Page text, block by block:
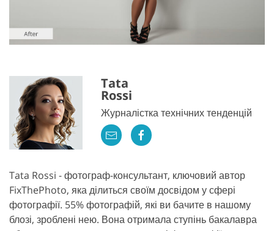
Tata
Rossi
Журналістка технічних тенденцій
Tata Rossi - фотограф-консультант, ключовий автор
FixThePhoto, яка ділиться своїм досвідом у сфері
фотографії. 55% фотографій, які ви бачите в нашому
блозі, зроблені нею. Вона отримала ступінь бакалавра